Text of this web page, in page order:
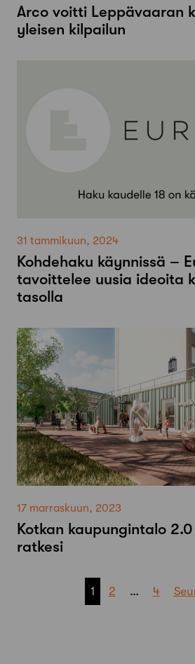
Arco voitti Leppävaaran
yleisen kilpailun
31 tammikuun, 2024
Kohdehaku käynnissä –
tavoittelee uusia ideoita
tasolla
17 marraskuun, 2023
Kotkan kaupungintalo
ratkesi
Artikkelien
1 2 … 4